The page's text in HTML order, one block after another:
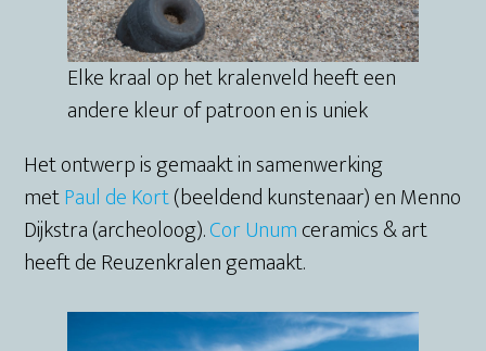
Elke kraal op het kralenveld heeft een
andere kleur of patroon en is uniek
Het ontwerp is gemaakt in samenwerking
metPaul de Kort(beeldend kunstenaar) en Menno
Dijkstra (archeoloog).Cor Unumceramics & art
heeft de Reuzenkralen gemaakt.